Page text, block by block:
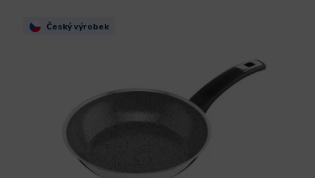
Český výrobek